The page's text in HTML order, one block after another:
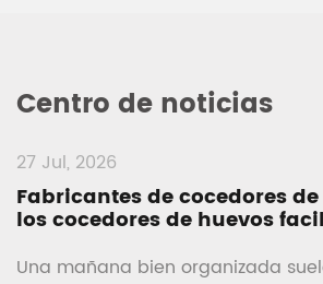
Centro de noticias
27 Jul, 2026
Fabricantes de cocedores
los cocedores de huevos
Una mañana bien organizada